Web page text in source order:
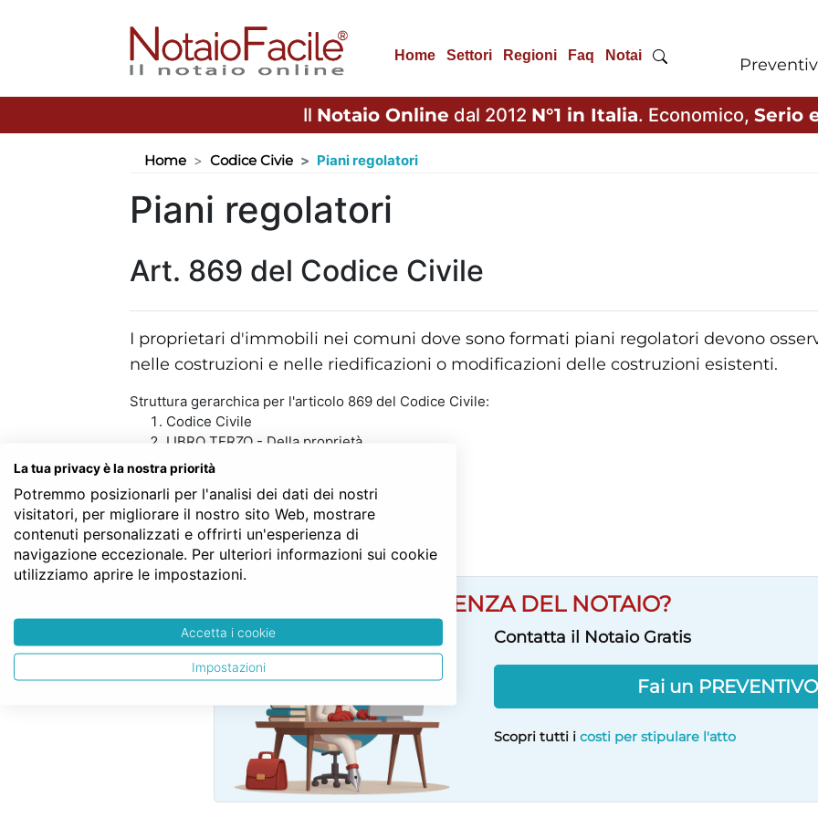
Home Settori Regioni Faq Notai
Il Notaio Online dal 2012 N°1 in Italia. Economico, Serio
Home Codice Civie Piani regolatori
Piani regolatori
Art. 869 del Codice Civile
I proprietari d'immobili nei comuni dove sono formati piani regolatori devono
nelle costruzioni e nelle riedificazioni o modificazioni delle costruzioni esistenti.
Struttura gerarchica per l'articolo 869 del Codice Civile:
Codice Civile
LIBRO TERZO - Della proprietà
TITOLO II - Della proprietà
Capo II - Della proprietà fondiaria
Sezione V - Della proprietà edilizia
Art. 869
SERVE LA CONSULENZA DEL NOTAIO?
Contatta il Notaio Gratis
Fai un
Scopri tutti icosti per stipulare l'atto
La tua privacy è la nostra priorità
Potremmo posizionarli per l'analisi dei dati dei nostri
visitatori, per migliorare il nostro sito Web, mostrare
contenuti personalizzati e offrirti un'esperienza di
navigazione eccezionale. Per ulteriori informazioni sui cookie
utilizziamo aprire le impostazioni.
Accetta i cookie
Impostazioni